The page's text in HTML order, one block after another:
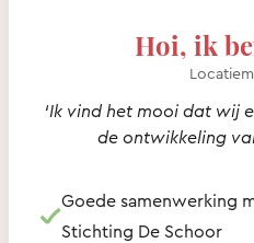
Hoi, ik
‘Ik vind het mooi dat wij
de ontwikkeling
Goede samenwerking
Stichting De Schoor